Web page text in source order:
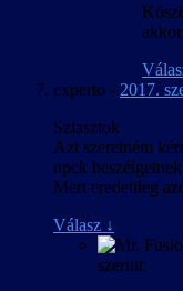
experto - 2017.
Sziasztok
Azt szeretném
npck
Mert eredetileg
Válasz ↓
szerint: